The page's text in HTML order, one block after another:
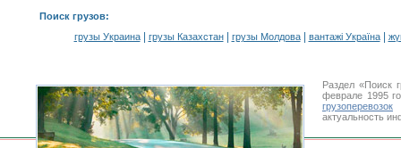
Поиск грузов:
грузы Украина| грузы Казахстан| грузы Молдова| вантажі Україна|
Раздел «Поиск
феврале 1995
грузоперевозок
актуальность